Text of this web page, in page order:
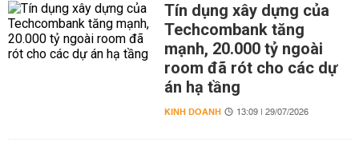
Tín dụng xây dựng của
Techcombank tăng
mạnh, 20.000 tỷ ngoài
room đã rót cho các dự
án hạ tầng
KINH DOANH 13:09 | 29/07/2026